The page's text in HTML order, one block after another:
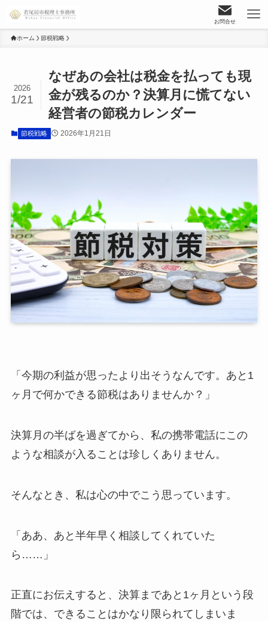
お問合せ
ホーム 節税戦略
なぜあの会社は税金を払っても現
金が残るのか？決算月に慌てない
経営者の節税カレンダー
2026
1/21
節税戦略 2026年1月21日
「今期の利益が思ったより出そうなんです。あと1
ヶ月で何かできる節税はありませんか？」
決算月の半ばを過ぎてから、私の携帯電話にこの
ような相談が入ることは珍しくありません。
そんなとき、私は心の中でこう思っています。
「ああ、あと半年早く相談してくれていた
ら……」
正直にお伝えすると、決算まであと1ヶ月という段
階では、できることはかなり限られてしまいま